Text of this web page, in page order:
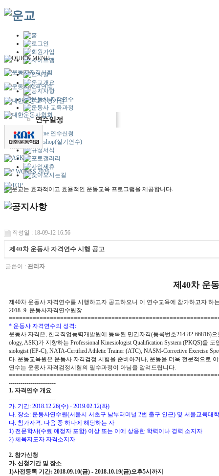
작성일 : 18-09-12 16:56
제 40 차 운동사 자격연수 시행 공고
글쓴이 : 관리자
제 40차 운
제 40차 운동사 자격연수를 시행하고자 공고하오니 이 연수교육에 참가하고자 하
2018. 9. 운동사자격연수원장
* 운동사 자격연수의 성격 :
운동사 자격은, 한국직업능력개발원에 등록된 민간자격(등록번호214-82-66816)으
ology, ASK)가 지향하는 Professional Kinesiologist Qualification System (PKQS)을 도
siologist (EP-C), NATA-Certified Athletic Trainer (ATC), NASM-Corrective Exercise
다. 운동교육원은 운동사 자격검정 시험을 준비하거나, 운동을 더욱 전문적으로
연수는 운동사 자격검정시험의 필수과정이 아님을 알려드립니다.
------------------------
1. 자격연수 개요
------------------------
가. 기간: 2018.12.26(수) - 2019.02.12(화)
나. 장소: 운동사연수원(서울시 서초구 남부터미널 2번 출구 인근) 및 서울교육대
다. 참가자격 : 다음 중 하나에 해당하는 자
1) 전문학사(수료 예정자 포함) 이상 또는 이에 상응한 학력이나 경력 소지자
2) 체육지도자 자격소지자
2. 참가신청
가. 신청기간 및 장소
1)사전등록 기간: 2018.09.10(금) - 2018.10.19(금)오후5시까지